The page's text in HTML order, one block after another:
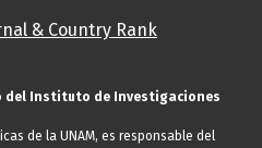
del Instituto de Investigaciones
de la UNAM, es responsable del